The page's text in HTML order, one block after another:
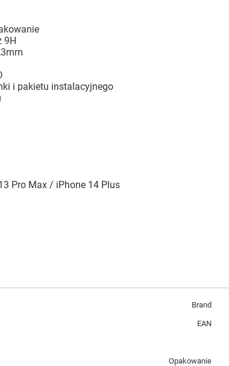
9H
i pakietu instalacyjnego
Pro Max / iPhone 14 Plus
Brand
EAN
Opakowanie